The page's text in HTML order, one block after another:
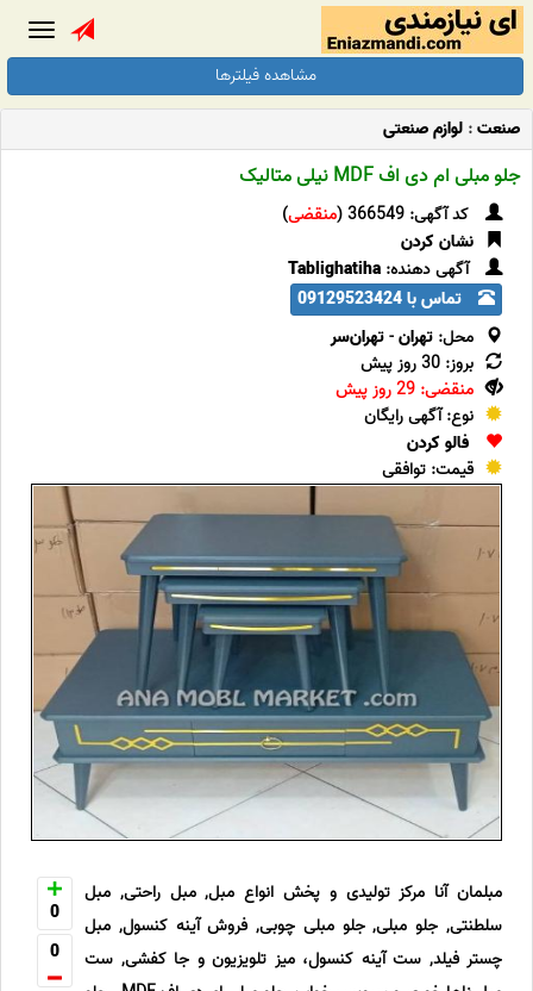
مشاهده فیلترها
صنعت: لوازم صنعتی
جلو مبلی ام دی اف MDF نیلی متالیک
کد آگهی: 366549 ( منقضی)
نشان کردن
آگهی دهنده: Tablighatiha
تماس با 09129523424
محل: تهران-تهران‌سر
بروز: 30 روز پیش
منقضی: 29 روز پیش
نوع: آگهی رایگان
فالو کردن
قیمت: توافقی
0
0
مبلمان آنا مرکز تولیدی و پخش انواع مبل, مبل راحتی, مبل
سلطنتی, جلو مبلی, جلو مبلی چوبی, فروش آینه کنسول, مبل
چستر فیلد, ست آینه کنسول، میز تلویزیون و جا کفشی, ست